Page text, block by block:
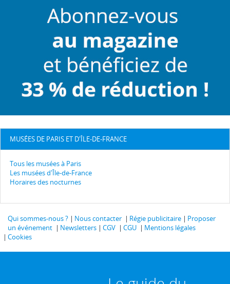
MUSÉES DE PARIS ET D'ÎLE-DE-FRANCE
Tous les musées à Paris
Les musées d'Île-de-France
Horaires des nocturnes
Qui sommes-nous ? Nous contacter Régie publicitaire
Proposer
un événement
Newsletters CGV CGU
Mentions légales
Cookies